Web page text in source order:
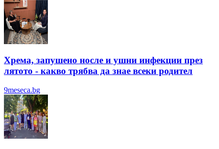
Хрема, запушено носле и ушни инфекции през
лятотo - какво трябва да знае всеки родител
9meseca.bg